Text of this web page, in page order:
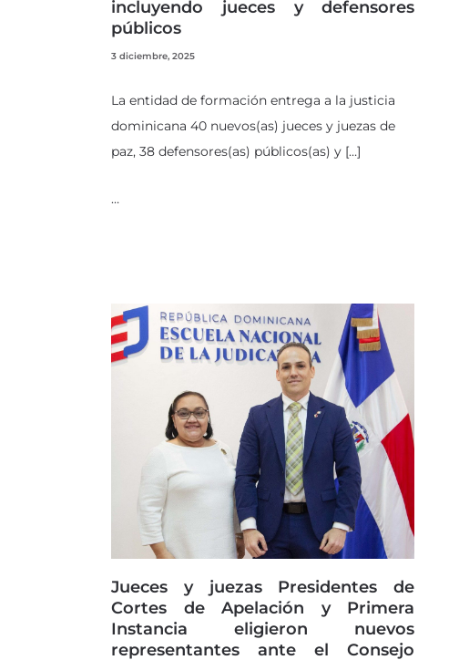
incluyendo jueces y defensores
públicos
3 diciembre, 2025
La entidad de formación entrega a la justicia
dominicana 40 nuevos(as) jueces y juezas de
paz, 38 defensores(as) públicos(as) y […]
…
Jueces y juezas Presidentes de
Cortes de Apelación y Primera
Instancia eligieron nuevos
representantes ante el Consejo